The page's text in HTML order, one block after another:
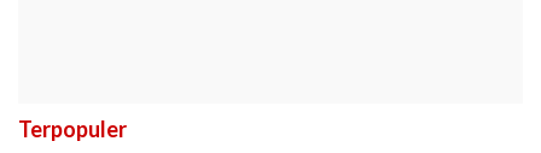
Terpopuler